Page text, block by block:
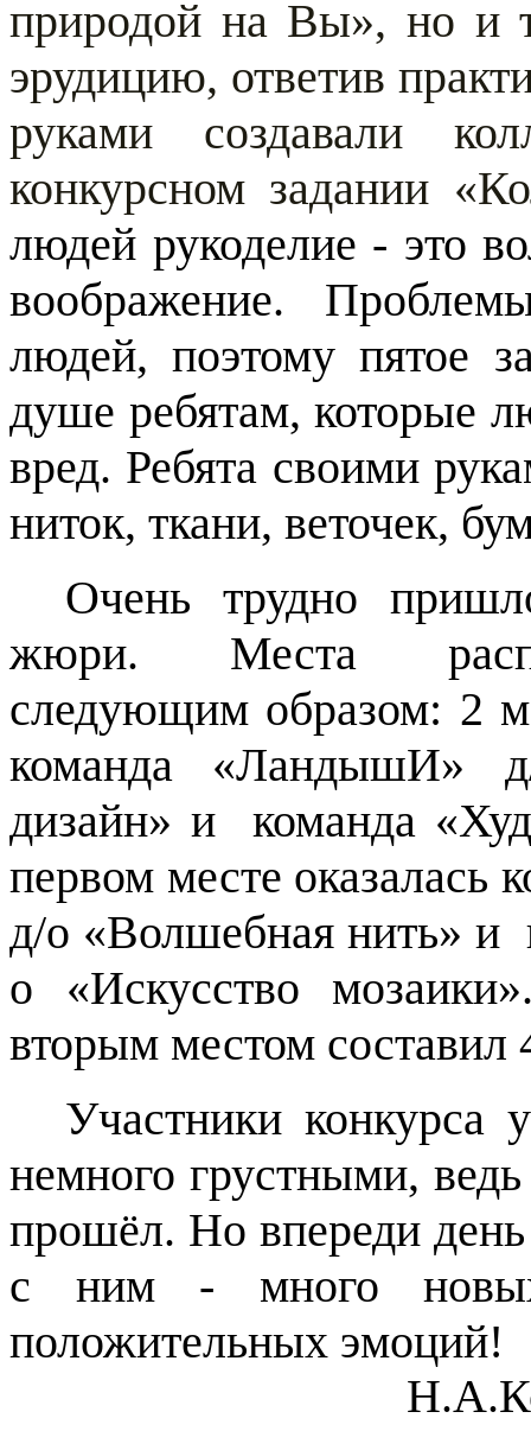
природой на Вы», но
эрудицию, ответив
руками создавали
конкурсном задании
людей рукоделие - это
воображение.
людей, поэтому пятое
душе ребятам, которые
вред. Ребята своими
ниток, ткани, веточек,
Очень трудно
жюри. Места
следующим образом: 2
команда «ЛандышИ»
дизайн» и команда
первом месте оказалась
д/о «Волшебная нить» и
о «Искусство
вторым местом составил
Участники конкурса
немного грустными,
прошёл. Но впереди
с ним - много
положительных эмоций!